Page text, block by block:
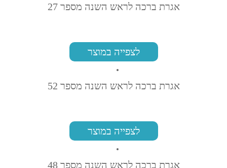
אגרת ברכה לראש השנה מספר 27
לצפייה במוצר
אגרת ברכה לראש השנה מספר 52
לצפייה במוצר
אגרת ברכה לראש השנה מספר 48